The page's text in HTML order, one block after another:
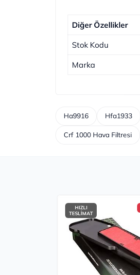
Diğer Özellikler
Stok Kodu
Marka
Ha9916 Hfa1933
Crf 1000 Hava Filtresi
HIZLI
TESLİMAT